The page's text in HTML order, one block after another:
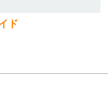
ド